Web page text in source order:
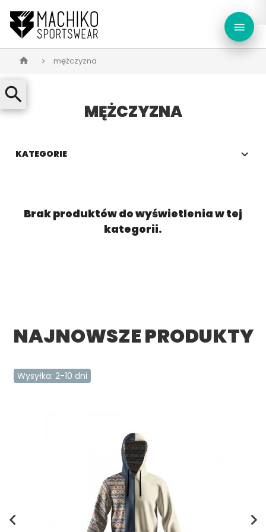
search
menu
home mężczyzna
MĘŻCZYZNA
KATEGORIE
Brak produktów do wyświetlenia w tej
kategorii.
NAJNOWSZE PRODUKTY
Wysyłka: 2-10 dni